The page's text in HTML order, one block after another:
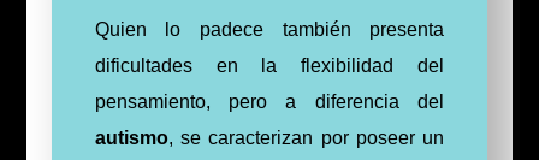
Quien lo padece también presenta
dificultades en la flexibilidad del
pensamiento, pero a diferencia del
autismo, se caracterizan por poseer un